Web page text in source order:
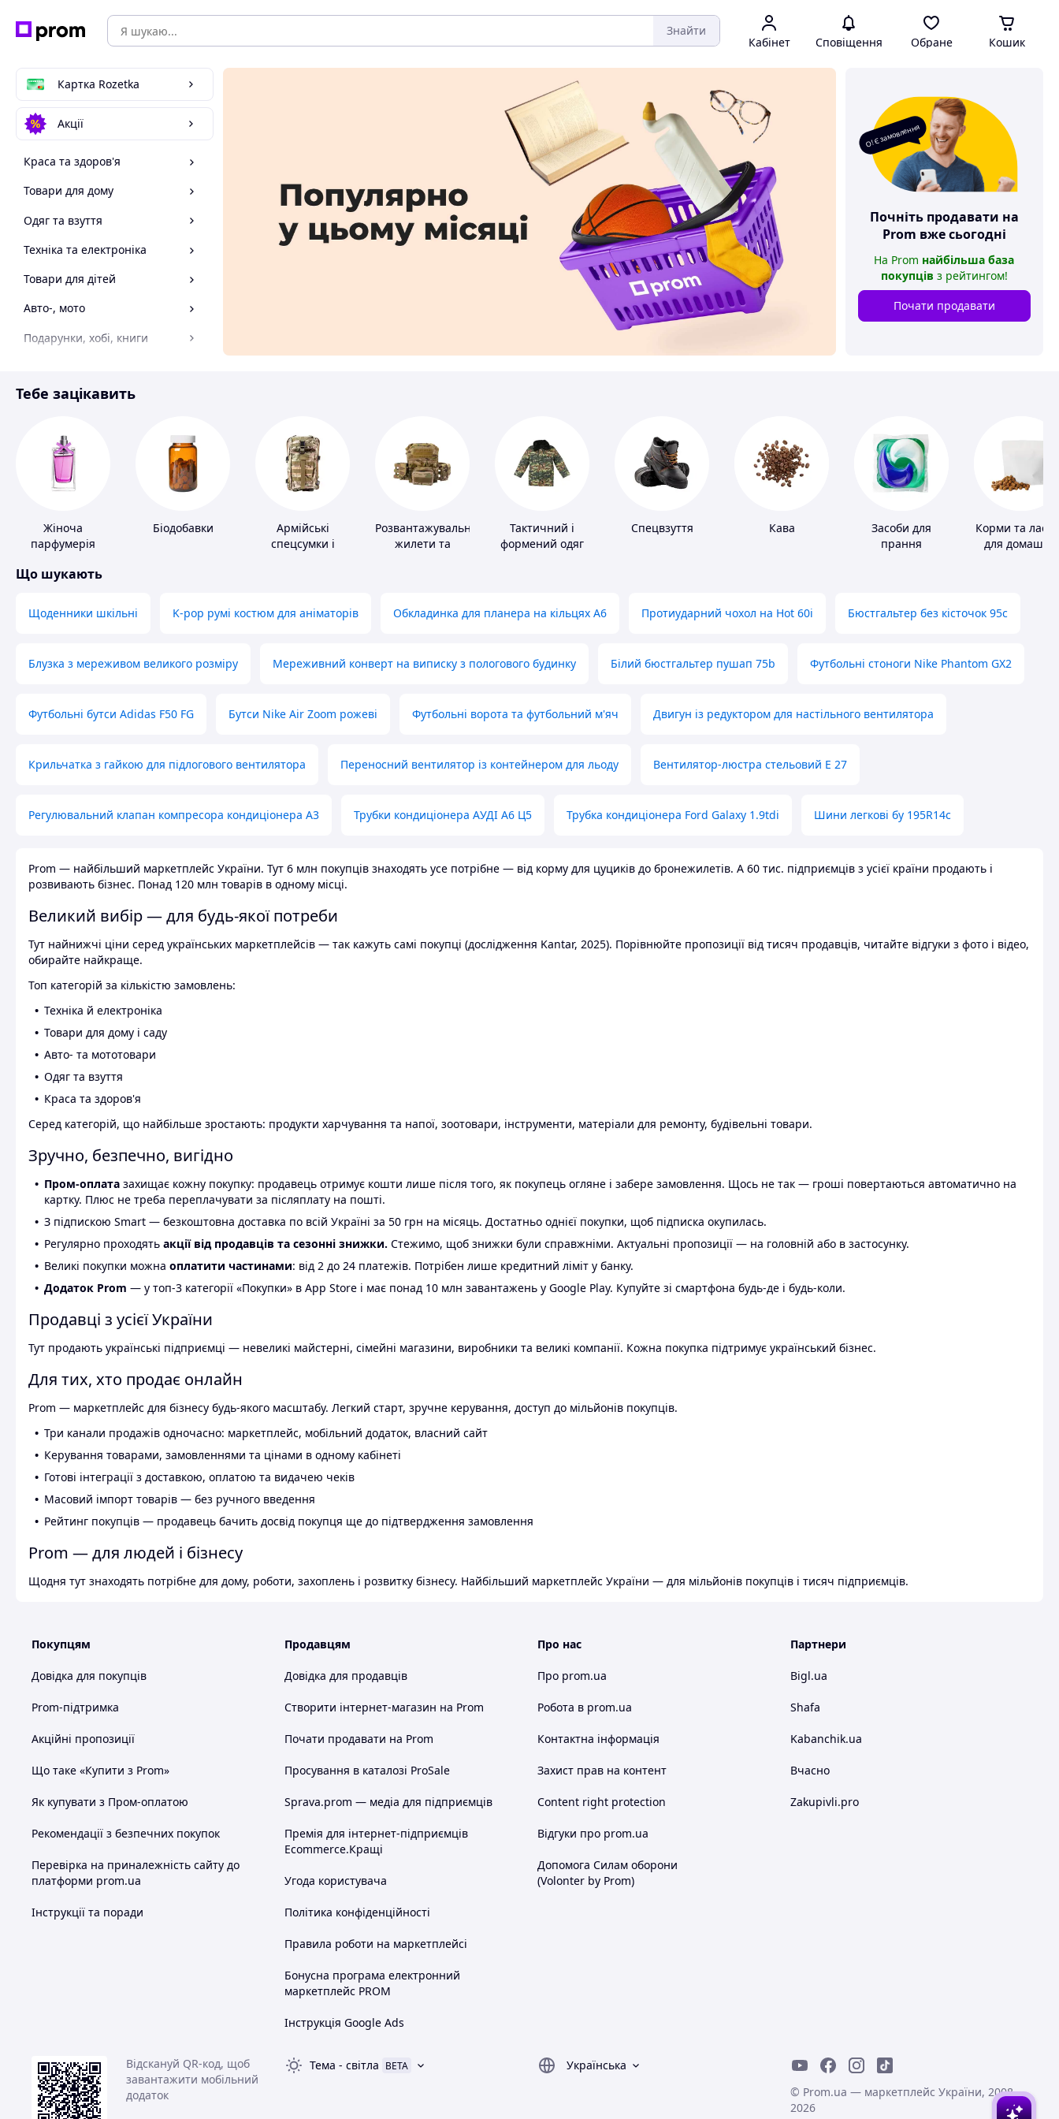
Знайти
Кабінет Сповіщення Обране Кошик
Картка Rozetka
Акції
Краса та здоров'я
Товари для дому
Одяг та взуття
Техніка та електроніка
Товари для дітей
Авто-, мото
Подарунки, хобі, книги
Матеріали для ремонту
О! Є замовлення
Почніть продавати на
Prom вже сьогодні
На Prom найбільша база
покупців з рейтингом!
Почати продавати
Тебе зацікавить
Жіноча
парфумерія
Біодобавки
Армійські
спецсумки і
Розвантажувальні
жилети та
Тактичний і
формений одяг
Спецвзуття Кава
Засоби для
прання
Корми та
для домашніх
Що шукають
Щоденники шкільні K-pop румі костюм для аніматорів Обкладинка для планера на кільцях А6 Протиударний чохол на Hot 60i Бюстгальтер без кісточок 95с
Блузка з мереживом великого розміру Мереживний конверт на виписку з пологового будинку Білий бюстгальтер пушап 75b Футбольні стоноги Nike Phantom GX2
Футбольні бутси Adidas F50 FG Бутси Nike Air Zoom рожеві Футбольні ворота та футбольний м'яч Двигун із редуктором для настільного вентилятора
Крильчатка з гайкою для підлогового вентилятора Переносний вентилятор із контейнером для льоду Вентилятор-люстра стельовий E 27
Регулювальний клапан компресора кондиціонера А3 Трубки кондиціонера АУДІ А6 Ц5 Трубка кондиціонера Ford Galaxy 1.9tdi Шини легкові бу 195R14c
Prom — найбільший маркетплейс України. Тут 6 млн покупців знаходять усе потрібне — від корму для цуциків до бронежилетів. А 60 тис. підприємців з усієї країни продають і
розвивають бізнес. Понад 120 млн товарів в одному місці.
Великий вибір — для будь-якої потреби
Тут найнижчі ціни серед українських маркетплейсів — так кажуть самі покупці (дослідження Kantar, 2025). Порівнюйте пропозиції від тисяч продавців, читайте відгуки з фото і відео,
обирайте найкраще.
Топ категорій за кількістю замовлень:
Техніка й електроніка
Товари для дому і саду
Авто- та мототовари
Одяг та взуття
Краса та здоров'я
Серед категорій, що найбільше зростають: продукти харчування та напої, зоотовари, інструменти, матеріали для ремонту, будівельні товари.
Зручно, безпечно, вигідно
Пром-оплата захищає кожну покупку: продавець отримує кошти лише після того, як покупець огляне і забере замовлення. Щось не так — гроші повертаються автоматично на
картку. Плюс не треба переплачувати за післяплату на пошті.
З підпискою Smart — безкоштовна доставка по всій Україні за 50 грн на місяць. Достатньо однієї покупки, щоб підписка окупилась.
Регулярно проходять акції від продавців та сезонні знижки. Стежимо, щоб знижки були справжніми. Актуальні пропозиції — на головній або в застосунку.
Великі покупки можна оплатити частинами: від 2 до 24 платежів. Потрібен лише кредитний ліміт у банку.
Додаток Prom — у топ-3 категорії «Покупки» в App Store і має понад 10 млн завантажень у Google Play. Купуйте зі смартфона будь-де і будь-коли.
Продавці з усієї України
Тут продають українські підприємці — невеликі майстерні, сімейні магазини, виробники та великі компанії. Кожна покупка підтримує український бізнес.
Для тих, хто продає онлайн
Prom — маркетплейс для бізнесу будь-якого масштабу. Легкий старт, зручне керування, доступ до мільйонів покупців.
Три канали продажів одночасно: маркетплейс, мобільний додаток, власний сайт
Керування товарами, замовленнями та цінами в одному кабінеті
Готові інтеграції з доставкою, оплатою та видачею чеків
Масовий імпорт товарів — без ручного введення
Рейтинг покупців — продавець бачить досвід покупця ще до підтвердження замовлення
Prom — для людей і бізнесу
Щодня тут знаходять потрібне для дому, роботи, захоплень і розвитку бізнесу. Найбільший маркетплейс України — для мільйонів покупців і тисяч підприємців.
Покупцям
Довідка для покупців
Prom-підтримка
Акційні пропозиції
Що таке «Купити з Prom»
Як купувати з Пром-оплатою
Рекомендації з безпечних покупок
Перевірка на приналежність сайту до
платформи prom.ua
Інструкції та поради
Продавцям
Довідка для продавців
Створити інтернет-магазин на Prom
Почати продавати на Prom
Просування в каталозі ProSale
Sprava.prom — медіа для підприємців
Премія для інтернет-підприємців
Ecommerce.Кращі
Угода користувача
Політика конфіденційності
Правила роботи на маркетплейсі
Бонусна програма електронний
маркетплейс PROM
Інструкція Google Ads
Про нас
Про prom.ua
Робота в prom.ua
Контактна інформація
Захист прав на контент
Content right protection
Відгуки про prom.ua
Допомога Силам оборони
(Volonter by Prom)
Партнери
Bigl.ua
Shafa
Kabanchik.ua
Вчасно
Zakupivli.pro
Відскануй QR-код, щоб
завантажити мобільний
додаток
Тема - світла BETA
Українська
© Prom.ua — маркетплейс України, 2008-
2026